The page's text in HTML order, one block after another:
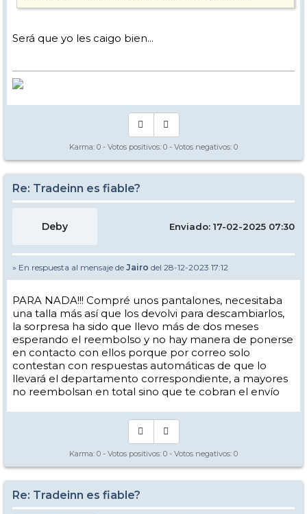
Será que yo les caigo bien...
Karma: 0 - Votos positivos: 0 - Votos negativos: 0
Re: Tradeinn es fiable?
Deby Enviado: 17-02-2025 07:30
» En respuesta al mensaje de Jairo del 28-12-2023 17:12
PARA NADA!!! Compré unos pantalones, necesitaba
una talla más así que los devolvi para descambiarlos,
la sorpresa ha sido que llevo más de dos meses
esperando el reembolso y no hay manera de ponerse
en contacto con ellos porque por correo solo
contestan con respuestas automáticas de que lo
llevará el departamento correspondiente, a mayores
no reembolsan en total sino que te cobran el envío
Karma: 0 - Votos positivos: 0 - Votos negativos: 0
Re: Tradeinn es fiable?